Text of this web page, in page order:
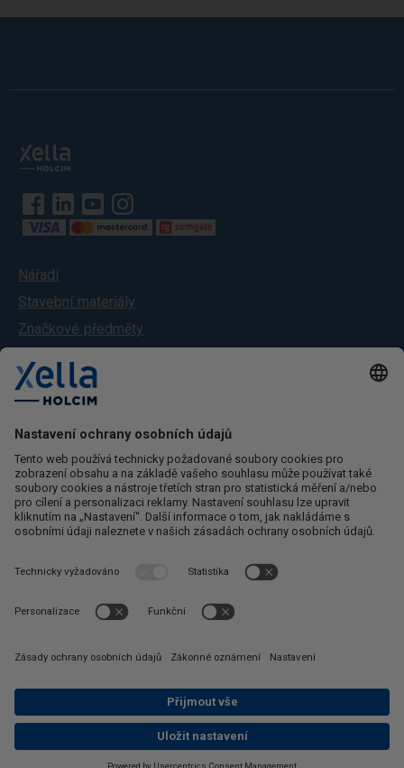
Nářadí
Stavební materiály
Značkové předměty
O nás
Kontakt
Ochrana osobních údajů
Obchodní podmínky
Reklamační řád
Odstoupení od smlouvy
Kontaktujte nás
Zákaznický servis
Copyright © Xella Group. All rights reserved.